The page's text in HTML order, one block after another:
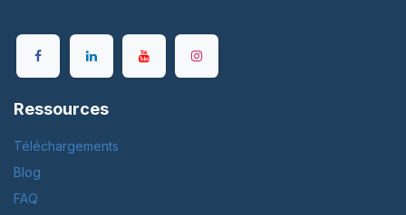
Ressources
Téléchargements
Blog
FAQ